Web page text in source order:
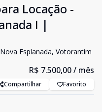
Locação -
I |
Esplanada, Votorantim
R$ 7.500,00/ mês
Compartilhar Favorito